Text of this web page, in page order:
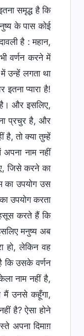
समृद्ध है कि
के पास कोई
है : महान,
वर्णन करने में
उन्हें लगता था
प्यारा है!
और इसलिए,
प्रचुर है, और
है, तो क्या तुम्हें
नाम नहीं
जिसे करने का
का उपयोग उस
उपयोग करता
करते हैं कि
मनुष्य अब
हो, लेकिन वह
कि उसके वर्णन
नाम नहीं है,
मैं उनसे कहूँगा,
है? ऐसा होने
अपना दिमाग़